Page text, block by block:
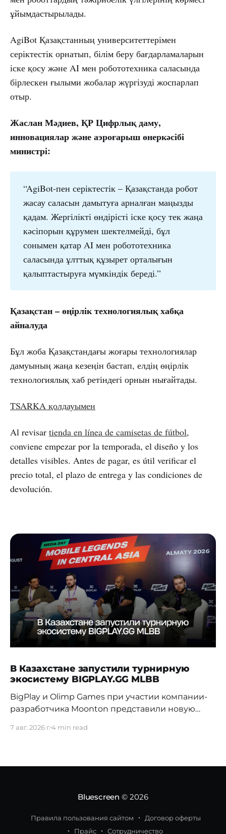
ұйымдастырылады.
AgiBot Қазақстанның университеттерімен
серіктестік орнатып, білім беру бағдарламаларын
іске қосу және AI мен робототехника саласында
бірлескен ғылыми жобалар жүргізуді жоспарлап
отыр.
Жаслан Мәдиев, ҚР Цифрлық даму,
инновациялар және аэроғарыш өнеркәсібі
министрі:
“AgiBot-пен серіктестік – Қазақстанда робот
жасау саласын дамытуға арналған маңызды
қадам. Жергілікті өндірісті іске қосу тек жаңа
кәсіпорын құрумен шектелмейді, бұл
сонымен қатар AI мен робототехника
саласында ұлттық құзырет орталығын
қалыптастыруға мүмкіндік береді.”
Қазақстан – өңірлік технологиялық хабқа
айналуда
Бұл жоба Қазақстандағы жоғары технологиялар
дамуының жаңа кезеңін бастап, елдің өңірлік
технологиялық хаб ретіндегі орнын нығайтады.
TSARKA қолдауымен
Al revisar tienda en línea de camisetas de fútbol,
conviene empezar por la temporada, el diseño y los
detalles visibles. Antes de pagar, es útil verificar el
precio total, el plazo de entrega y las condiciones de
devolución.
В Казахстане запустили турнирную
экосистему BIGPLAY.GG MLBB
BigPlay и Olimp Games при участии компании-
разработчика Moonton представили новую
Проект должен усилить позиции Казахстана на
регулярной соревновательной практики. 70%
Новая система BIGPLAY.GG MLBB выстраивает
7 авг. 2026 г.4 min read
Bluescreen © 2026
Правила пользования сайтом
Договор оферты
Прайс
Сотрудничество